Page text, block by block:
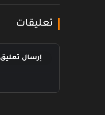
تعليقات
إرسال تعليق